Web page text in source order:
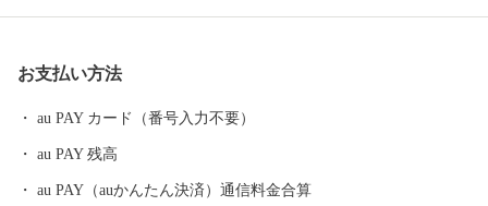
市はものづくり分野を中心に内発的に発展し、成長を遂げてきた
まちです。 その発展を支えてきたのは、女性の活躍、時代を見据
役になれる地域風土にあります。 今後、鯖江市が50年後、100年
後と将来にわたって成長力を確保し、持続可能なまちづくりを進
お支払い方法
au PAY カード（番号入力不要）
au PAY 残高
au PAY（auかんたん決済）通信料金合算